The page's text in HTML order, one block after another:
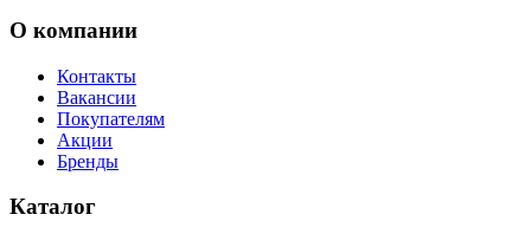
О компании
Контакты
Вакансии
Покупателям
Акции
Бренды
Каталог